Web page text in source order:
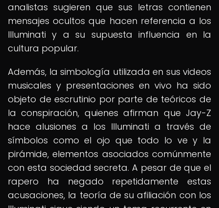
analistas sugieren que sus letras contienen
mensajes ocultos que hacen referencia a los
Illuminati y a su supuesta influencia en la
cultura popular.
Además, la simbología utilizada en sus videos
musicales y presentaciones en vivo ha sido
objeto de escrutinio por parte de teóricos de
la conspiración, quienes afirman que Jay-Z
hace alusiones a los Illuminati a través de
símbolos como el ojo que todo lo ve y la
pirámide, elementos asociados comúnmente
con esta sociedad secreta. A pesar de que el
rapero ha negado repetidamente estas
acusaciones, la teoría de su afiliación con los